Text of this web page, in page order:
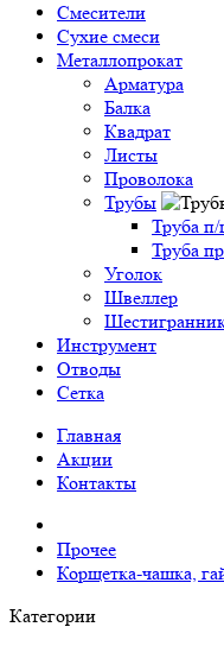
Смесители
Сухие смеси
Металлопрокат
Арматура
Балка
Квадрат
Листы
Проволока
Трубы
Труба
Труба
Уголок
Швеллер
Инструмент
Отводы
Сетка
Главная
Акции
Контакты
Прочее
Корщетка-чашка,
Категории